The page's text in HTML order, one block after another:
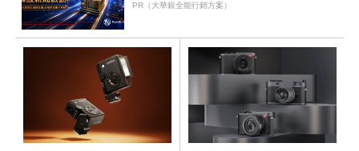
PR（大華銀全能行銷方案）